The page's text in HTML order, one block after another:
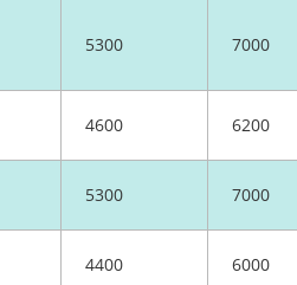
5300 7000
4600 6200
5300 7000
4400 6000